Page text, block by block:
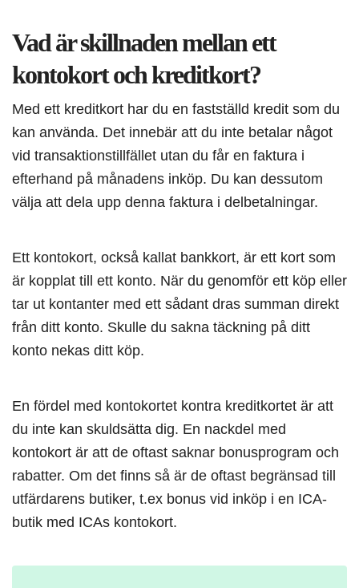
Vad är skillnaden mellan ett
kontokort och kreditkort?
Med ett kreditkort har du en fastställd kredit som du
kan använda. Det innebär att du inte betalar något
vid transaktionstillfället utan du får en faktura i
efterhand på månadens inköp. Du kan dessutom
välja att dela upp denna faktura i delbetalningar.
Ett kontokort, också kallat bankkort, är ett kort som
är kopplat till ett konto. När du genomför ett köp eller
tar ut kontanter med ett sådant dras summan direkt
från ditt konto. Skulle du sakna täckning på ditt
konto nekas ditt köp.
En fördel med kontokortet kontra kreditkortet är att
du inte kan skuldsätta dig. En nackdel med
kontokort är att de oftast saknar bonusprogram och
rabatter. Om det finns så är de oftast begränsad till
utfärdarens butiker, t.ex bonus vid inköp i en ICA-
butik med ICAs kontokort.